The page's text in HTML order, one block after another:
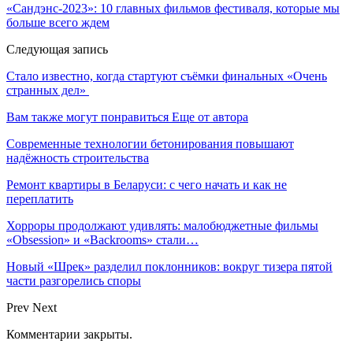
«Сандэнс-2023»: 10 главных фильмов фестиваля, которые мы
больше всего ждем
Следующая запись
Стало известно, когда стартуют съёмки финальных «Очень
странных дел»
Вам также могут понравиться Еще от автора
Современные технологии бетонирования повышают
надёжность строительства
Ремонт квартиры в Беларуси: с чего начать и как не
переплатить
Хорроры продолжают удивлять: малобюджетные фильмы
«Obsession» и «Backrooms» стали…
Новый «Шрек» разделил поклонников: вокруг тизера пятой
части разгорелись споры
Prev Next
Комментарии закрыты.